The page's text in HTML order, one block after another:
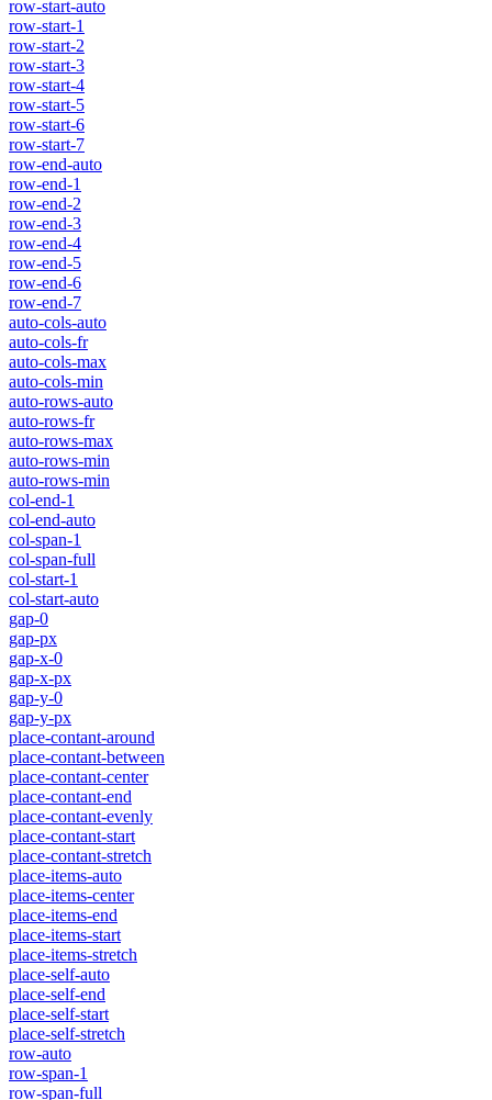
row-start-auto
row-start-1
row-start-2
row-start-3
row-start-4
row-start-5
row-start-6
row-start-7
row-end-auto
row-end-1
row-end-2
row-end-3
row-end-4
row-end-5
row-end-6
row-end-7
auto-cols-auto
auto-cols-fr
auto-cols-max
auto-cols-min
auto-rows-auto
auto-rows-fr
auto-rows-max
auto-rows-min
auto-rows-min
col-end-1
col-end-auto
col-span-1
col-span-full
col-start-1
col-start-auto
gap-0
gap-px
gap-x-0
gap-x-px
gap-y-0
gap-y-px
place-contant-around
place-contant-between
place-contant-center
place-contant-end
place-contant-evenly
place-contant-start
place-contant-stretch
place-items-auto
place-items-center
place-items-end
place-items-start
place-items-stretch
place-self-auto
place-self-end
place-self-start
place-self-stretch
row-auto
row-span-1
row-span-full